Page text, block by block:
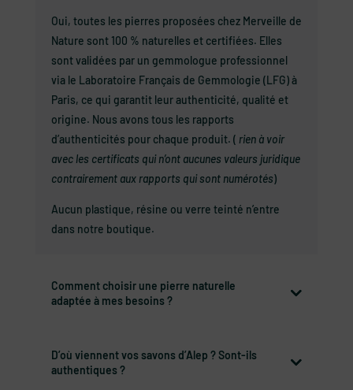
Oui, toutes les pierres proposées chez Merveille de
Nature sont 100 % naturelles et certifiées. Elles
sont validées par un gemmologue professionnel
via le Laboratoire Français de Gemmologie (LFG) à
Paris, ce qui garantit leur authenticité, qualité et
origine. Nous avons tous les rapports
d’authenticités pour chaque produit. ( rien à voir
avec les certificats qui n’ont aucunes valeurs juridique
contrairement aux rapports qui sont numérotés)
Aucun plastique, résine ou verre teinté n’entre
dans notre boutique.
Comment choisir une pierre naturelle
adaptée à mes besoins ?
D’où viennent vos savons d’Alep ? Sont-ils
authentiques ?